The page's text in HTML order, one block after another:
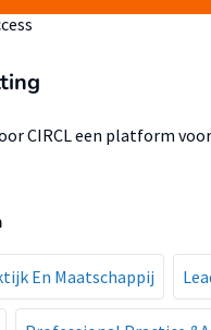
CIRCL een platform
En Maatschappij